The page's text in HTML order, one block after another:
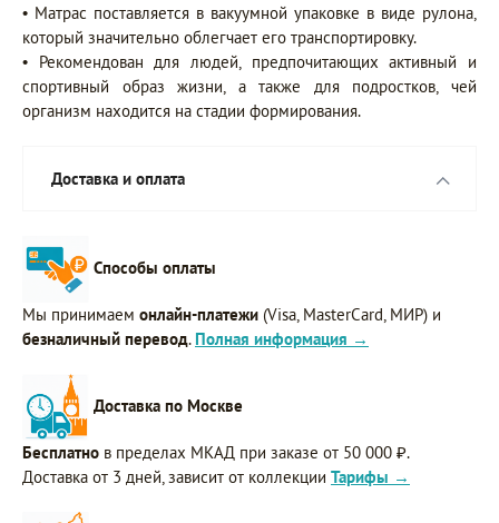
• Матрас поставляется в вакуумной упаковке в виде рулона,
который значительно облегчает его транспортировку.
• Рекомендован для людей, предпочитающих активный и
спортивный образ жизни, а также для подростков, чей
организм находится на стадии формирования.
Доставка и оплата
Способы оплаты
Мы принимаем онлайн-платежи (Visa, MasterCard, МИР) и
безналичный перевод. Полная информация →
Доставка по Москве
Бесплатно в пределах МКАД при заказе от 50 000 ₽.
Доставка от 3 дней, зависит от коллекции Тарифы →